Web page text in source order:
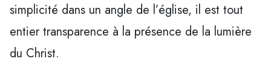
simplicité dans un angle de l’église, il est tout
entier transparence à la présence de la lumière
du Christ.